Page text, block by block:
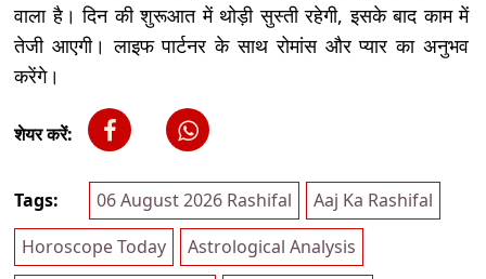
वाला है। दिन की शुरूआत में थोड़ी सुस्ती रहेगी, इसके बाद काम में
तेजी आएगी। लाइफ पार्टनर के साथ रोमांस और प्यार का अनुभव
करेंगे।
शेयर करें:
Tags: 06 August 2026 Rashifal
Aaj Ka Rashifal
Horoscope Today
Astrological Analysis